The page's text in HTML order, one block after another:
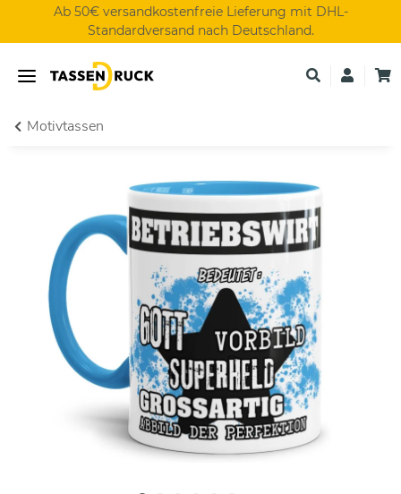
Ab 50€ versandkostenfreie Lieferung mit DHL-
Standardversand nach Deutschland.
Motivtassen